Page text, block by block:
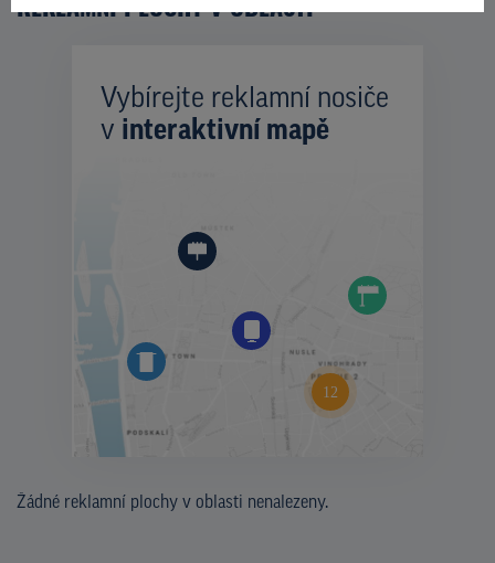
Vybírejte reklamní nosiče
v interaktivní mapě
Žádné reklamní plochy v oblasti nenalezeny.